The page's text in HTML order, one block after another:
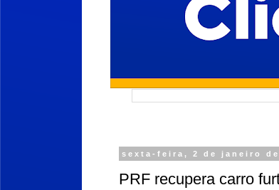
sexta-feira, 2 de janeiro de
PRF recupera carro